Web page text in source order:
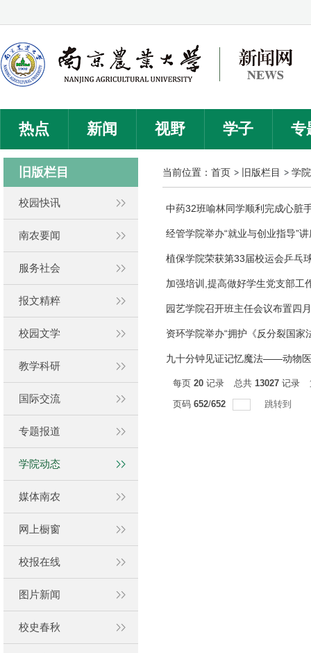
热点 新闻 视野 学子 专
旧版栏目
校园快讯
南农要闻
服务社会
报文精粹
校园文学
教学科研
国际交流
专题报道
学院动态
媒体南农
网上橱窗
校报在线
图片新闻
校史春秋
当前位置： 首页 旧版栏目 学
中药32班喻林同学顺利完成心脏
经管学院举办“就业与创业指导”讲
植保学院荣获第33届校运会乒乓
加强培训,提高做好学生党支部工
园艺学院召开班主任会议布置四
资环学院举办“拥护《反分裂国家
九十分钟见证记忆魔法——动物
每页 20 记录 总共 13027 记录
页码 652/652 跳转到